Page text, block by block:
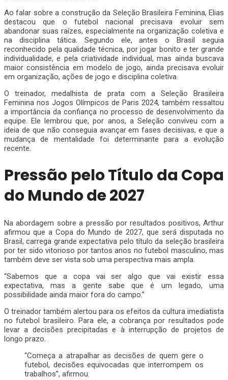
Ao falar sobre a construção da Seleção Brasileira Feminina, Elias
destacou que o futebol nacional precisava evoluir sem
abandonar suas raízes, especialmente na organização coletiva e
na disciplina tática. Segundo ele, antes o Brasil seguia
reconhecido pela qualidade técnica, por jogar bonito e ter grande
individualidade, e pela criatividade individual, mas ainda buscava
maior consistência em modelo de jogo, ainda precisava evoluir
em organização, ações de jogo e disciplina coletiva.
O treinador, medalhista de prata com a Seleção Brasileira
Feminina nos Jogos Olímpicos de Paris 2024, também ressaltou
a importância da confiança no processo de desenvolvimento da
equipe. Ele lembrou que, por anos, a Seleção conviveu com a
ideia de que não conseguia avançar em fases decisivas, e que a
mudança de mentalidade foi determinante para a evolução
recente.
Pressão pelo Título da Copa
do Mundo de 2027
Na abordagem sobre a pressão por resultados positivos, Arthur
afirmou que a Copa do Mundo de 2027, que será disputada no
Brasil, carrega grande expectativa pelo título da seleção brasileira
por ter sido vitorioso por tantos anos no futebol masculino, mas
também deve ser vista sob uma perspectiva mais ampla.
“Sabemos que a copa vai ser algo que vai existir essa
expectativa, mas a gente sabe que é um legado, uma
possibilidade ainda maior fora do campo.”
O treinador também alertou para os efeitos da cultura imediatista
no futebol brasileiro. Para ele, a cobrança por resultados pode
levar a decisões precipitadas e à interrupção de projetos de
longo prazo.
“Começa a atrapalhar as decisões de quem gere o
futebol, decisões equivocadas que interrompem os
trabalhos”, afirmou.